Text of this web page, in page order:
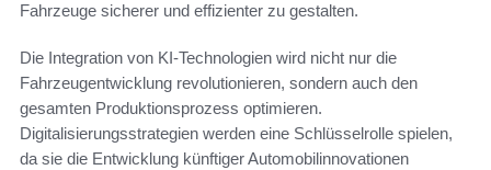
Fahrzeuge sicherer und effizienter zu gestalten.
Die Integration von KI-Technologien wird nicht nur die
Fahrzeugentwicklung revolutionieren, sondern auch den
gesamten Produktionsprozess optimieren.
Digitalisierungsstrategien werden eine Schlüsselrolle spielen,
da sie die Entwicklung künftiger Automobilinnovationen